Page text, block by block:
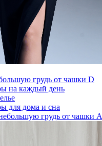
грудь от чашки D
на каждый день
для дома и сна
грудь от чашки А